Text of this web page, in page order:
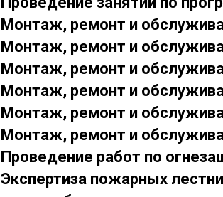
Монтаж, ремонт и
Монтаж, ремонт и
Монтаж, ремонт и
Монтаж, ремонт и
Монтаж, ремонт и
Монтаж, ремонт и
Проведение работ по
Экспертиза пожарных